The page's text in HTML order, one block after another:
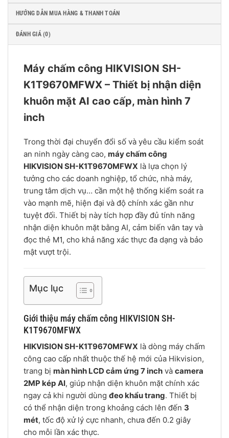
HƯỚNG DẪN MUA HÀNG & THANH TOÁN
ĐÁNH GIÁ (0)
Máy chấm công HIKVISION SH-
K1T9670MFWX – Thiết bị nhận diện
khuôn mặt AI cao cấp, màn hình 7
inch
Trong thời đại chuyển đổi số và yêu cầu kiểm soát
an ninh ngày càng cao, máy chấm công
HIKVISION SH-K1T9670MFWX là lựa chọn lý
tưởng cho các doanh nghiệp, tổ chức, nhà máy,
trung tâm dịch vụ… cần một hệ thống kiểm soát ra
vào mạnh mẽ, hiện đại và độ chính xác gần như
tuyệt đối. Thiết bị này tích hợp đầy đủ tính năng
nhận diện khuôn mặt bằng AI, cảm biến vân tay và
đọc thẻ M1, cho khả năng xác thực đa dạng và bảo
mật vượt trội.
Mục lục
Giới thiệu máy chấm công HIKVISION SH-
K1T9670MFWX
HIKVISION SH-K1T9670MFWX là dòng máy chấm
công cao cấp nhất thuộc thế hệ mới của Hikvision,
trang bị màn hình LCD cảm ứng 7 inch và camera
2MP kép AI, giúp nhận diện khuôn mặt chính xác
ngay cả khi người dùng đeo khẩu trang. Thiết bị
có thể nhận diện trong khoảng cách lên đến 3
mét, tốc độ xử lý cực nhanh, chưa đến 0.2 giây
cho mỗi lần xác thực.